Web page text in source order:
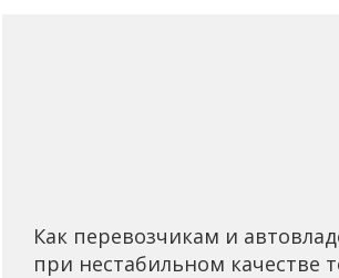
Как перевозчикам и
при нестабильном качестве